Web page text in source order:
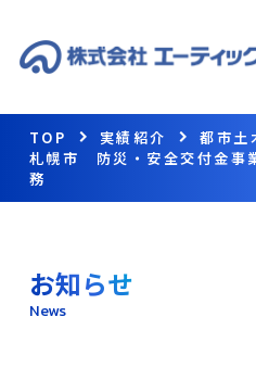
TOP 実績紹介
都市土
札幌市 防災・安全交付金
務
お知らせ
News